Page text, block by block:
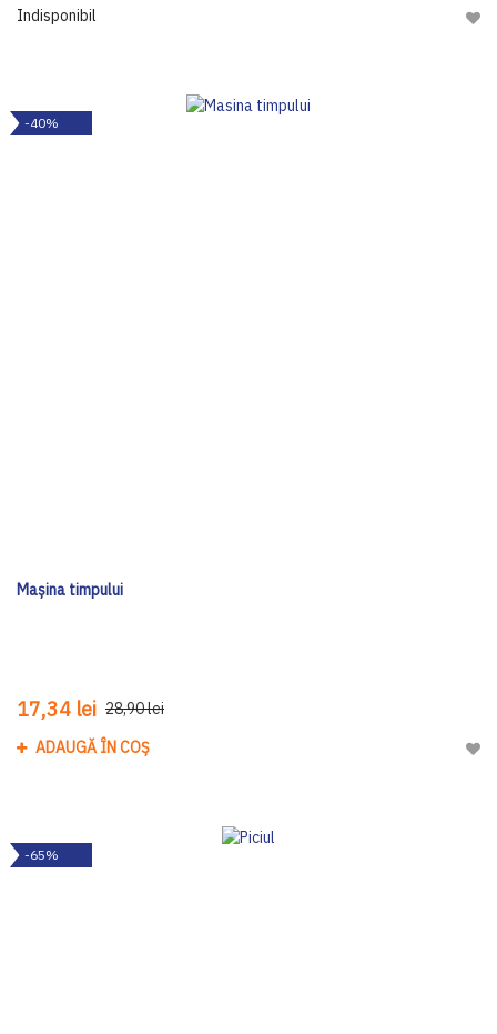
Indisponibil
-40%
Mașina timpului
17,34 lei 28,90 lei
ADAUGĂ ÎN COȘ
-65%